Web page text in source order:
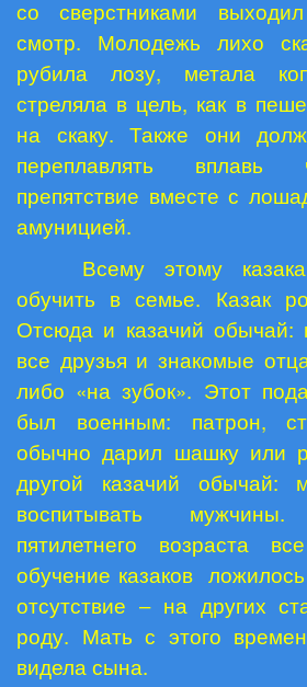
со сверстниками
смотр. Молодежь лихо
рубила лозу, метала
стреляла в цель, как в
на скаку. Также они
переплавлять вплавь
препятствие вместе с
амуницией.
Всему этому
обучить в семье. Казак
Отсюда и казачий обычай:
все друзья и знакомые
либо «на зубок». Этот
был военным: патрон,
обычно дарил шашку или
другой казачий обычай:
воспитывать
пятилетнего возраста
обучение казаков
отсутствие – на других
роду. Мать с этого
видела сына.